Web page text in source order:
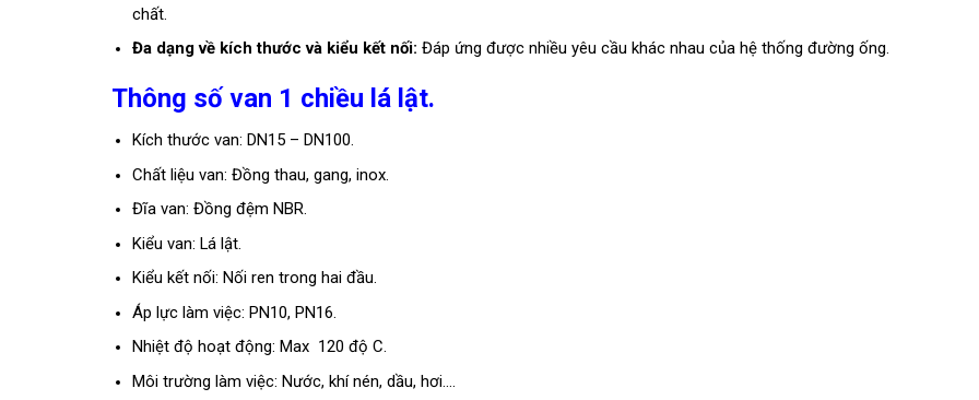
chất.
Đa dạng về kích thước và kiểu kết nối: Đáp ứng được nhiều yêu cầu khác nhau của hệ thống đường ống.
Thông số van 1 chiều lá lật.
Kích thước van: DN15 – DN100.
Chất liệu van: Đồng thau, gang, inox.
Đĩa van: Đồng đệm NBR.
Kiểu van: Lá lật.
Kiểu kết nối: Nối ren trong hai đầu.
Áp lực làm việc: PN10, PN16.
Nhiệt độ hoạt động: Max 120 độ C.
Môi trường làm việc: Nước, khí nén, dầu, hơi….